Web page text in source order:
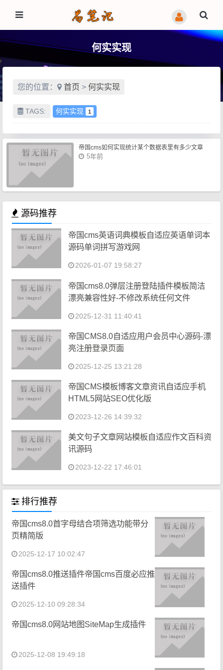
何实实现
您的位置： 首页 > 何实实现
TAGS: 何实实现 1
帝国cms如何实现统计某个数据表里有多少文章
5年前
源码推荐
帝国cms英语词典模板自适应英语单词本
源码单词拼写游戏网
2026-01-07 19:58:27
帝国cms8.0弹层注册登陆插件模板简洁
漂亮兼容性好-不修改系统任何文件
2025-12-31 11:40:41
帝国CMS8.0自适应用户会员中心源码-漂
亮注册登录页面
2025-12-25 13:21:28
帝国CMS模板博客文章资讯自适应手机
HTML5网站SEO优化版
2023-12-26 14:39:32
美文句子文章网站模板自适应作文百科资
讯源码
2023-12-22 17:46:01
排行推荐
帝国cms8.0首字母结合项筛选功能带分
页精简版
2025-12-17 10:02:47
帝国cms8.0推送插件帝国cms百度必应推
送插件
2025-12-10 09:28:34
帝国cms8.0网站地图SiteMap生成插件
2025-12-08 19:49:18